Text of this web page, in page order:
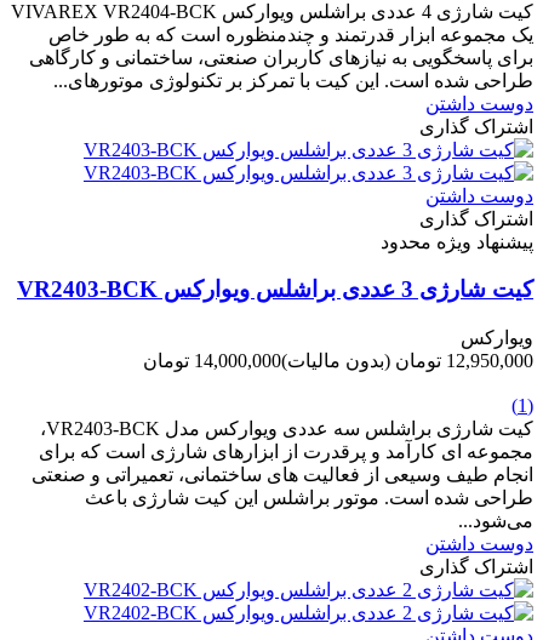
کیت شارژی 4 عددی براشلس ویوارکس VIVAREX VR2404-BCK
یک مجموعه ابزار قدرتمند و چندمنظوره است که به طور خاص
برای پاسخگویی به نیازهای کاربران صنعتی، ساختمانی و کارگاهی
طراحی شده است. این کیت با تمرکز بر تکنولوژی موتورهای...
دوست داشتن
اشتراک گذاری
دوست داشتن
اشتراک گذاری
پیشنهاد ویژه محدود
کیت شارژی 3 عددی براشلس ویوارکس VR2403-BCK
ویوارکس
12,950,000 تومان
(بدون مالیات)14,000,000 تومان
(1)
کیت شارژی براشلس سه عددی ویوارکس مدل VR2403-BCK،
مجموعه ای کارآمد و پرقدرت از ابزارهای شارژی است که برای
انجام طیف وسیعی از فعالیت های ساختمانی، تعمیراتی و صنعتی
طراحی شده است. موتور براشلس این کیت شارژی باعث
می‌شود...
دوست داشتن
اشتراک گذاری
دوست داشتن